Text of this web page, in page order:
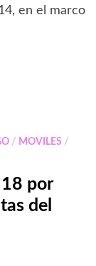
en el marco
/ MOVILES /
por
del